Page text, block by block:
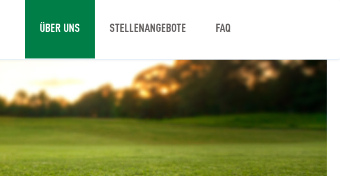
ÜBER UNS STELLENANGEBOTE FAQ